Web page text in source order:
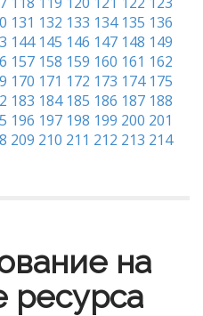
131 132 133 134 135 136
144 145 146 147 148 149
157 158 159 160 161 162
170 171 172 173 174 175
183 184 185 186 187 188
196 197 198 199 200 201
209 210 211 212 213 214
на
ресурса